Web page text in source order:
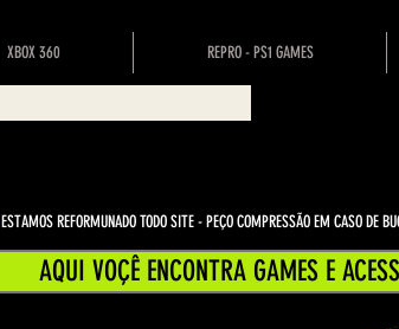
XBOX 360 REPRO - PS1 GAMES
AQUI VOÇÊ ENCONTRA GAMES E
ESTAMOS REFORMUNADO TODO SITE - PEÇO COMPRESSÃO EM CASO DE